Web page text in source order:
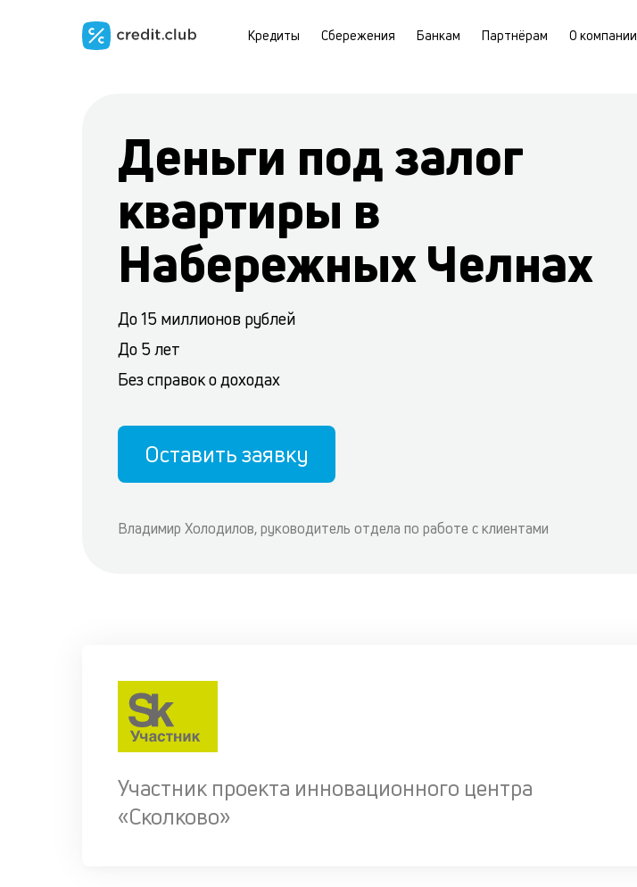
Кредиты Сбережения Банкам Партнёрам О компании
Деньги под залог
квартиры в
Набережных Челнах
До 15 миллионов рублей
До 5 лет
Без справок о доходах
Оставить заявку
Владимир Холодилов, руководитель отдела по работе с клиентами
Участник проекта инновационного центра
«Сколково»